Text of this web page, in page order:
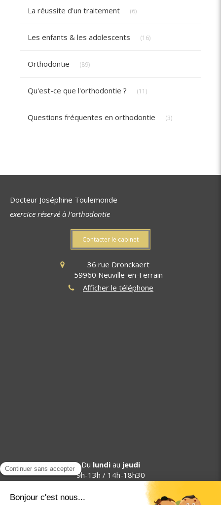
La réussite d'un traitement (6)
Les enfants & les adolescents (16)
Orthodontie (89)
Qu'est-ce que l'orthodontie ? (11)
Questions fréquentes en orthodontie (3)
Docteur Joséphine Toulemonde
exercice réservé à l'orthodontie
Contacter le cabinet
36 rue Dronckaert
59960 Neuville-en-Ferrain
Afficher le téléphone
Du lundiau jeudi
9h-13h / 14h-18h30